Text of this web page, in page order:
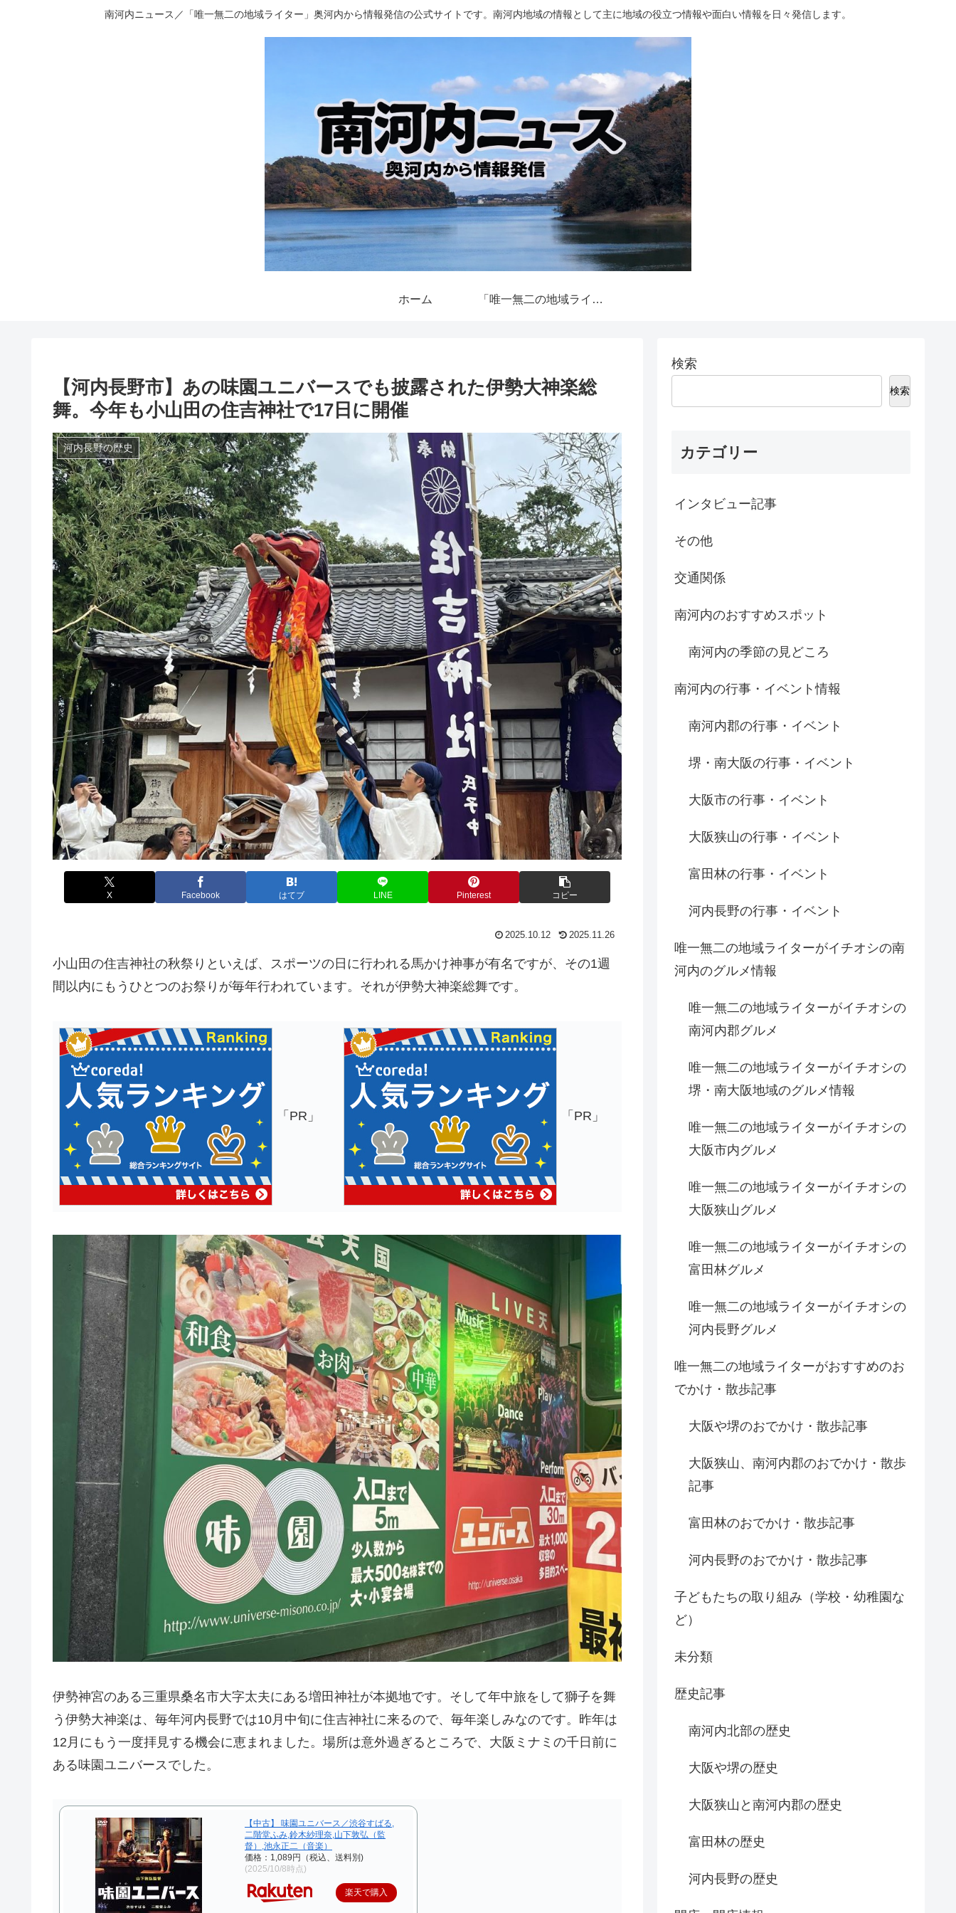
南河内ニュース／「唯一無二の地域ライター」奥河内から情報発信の公式サイトです。南河内地域の情報として主に地域の役立つ情報や面白い情報を日々発信します。
ホーム 「唯一無二の地域ライター」奥河内から情報発信とは
【河内長野市】あの味園ユニバースでも披露された伊勢大神楽総
舞。今年も小山田の住吉神社で17日に開催
河内長野の歴史
X Facebook はてブ LINE Pinterest コピー
2025.10.12 2025.11.26
小山田の住吉神社の秋祭りといえば、スポーツの日に行われる馬かけ神事が有名ですが、その1週
間以内にもうひとつのお祭りが毎年行われています。それが伊勢大神楽総舞です。
「PR」 「PR」
伊勢神宮のある三重県桑名市大字太夫にある増田神社が本拠地です。そして年中旅をして獅子を舞
う伊勢大神楽は、毎年河内長野では10月中旬に住吉神社に来るので、毎年楽しみなのです。昨年は
12月にもう一度拝見する機会に恵まれました。場所は意外過ぎるところで、大阪ミナミの千日前に
ある味園ユニバースでした。
【中古】 味園ユニバース／渋谷すばる,
二階堂ふみ,鈴木紗理奈,山下敦弘（監
督）,池永正二（音楽）
価格：1,089円（税込、送料別)
(2025/10/8時点)
楽天で購入
検索
検索
カテゴリー
インタビュー記事
その他
交通関係
南河内のおすすめスポット
南河内の季節の見どころ
南河内の行事・イベント情報
南河内郡の行事・イベント
堺・南大阪の行事・イベント
大阪市の行事・イベント
大阪狭山の行事・イベント
富田林の行事・イベント
河内長野の行事・イベント
唯一無二の地域ライターがイチオシの南
河内のグルメ情報
唯一無二の地域ライターがイチオシの
南河内郡グルメ
唯一無二の地域ライターがイチオシの
堺・南大阪地域のグルメ情報
唯一無二の地域ライターがイチオシの
大阪市内グルメ
唯一無二の地域ライターがイチオシの
大阪狭山グルメ
唯一無二の地域ライターがイチオシの
富田林グルメ
唯一無二の地域ライターがイチオシの
河内長野グルメ
唯一無二の地域ライターがおすすめのお
でかけ・散歩記事
大阪や堺のおでかけ・散歩記事
大阪狭山、南河内郡のおでかけ・散歩
記事
富田林のおでかけ・散歩記事
河内長野のおでかけ・散歩記事
子どもたちの取り組み（学校・幼稚園な
ど）
未分類
歴史記事
南河内北部の歴史
大阪や堺の歴史
大阪狭山と南河内郡の歴史
富田林の歴史
河内長野の歴史